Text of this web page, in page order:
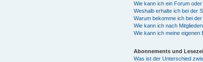
Wie kann ich ein Forum
Weshalb erhalte ich bei der
Warum bekomme ich bei
Wie kann ich nach
Wie kann ich meine eigenen
Abonnements und
Was ist der Unterschied